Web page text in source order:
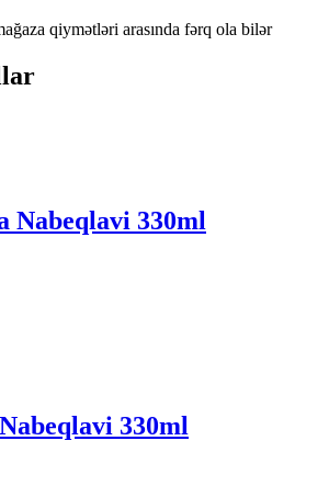
qiymətləri arasında fərq ola bilər
Nabeqlavi 330ml
330ml